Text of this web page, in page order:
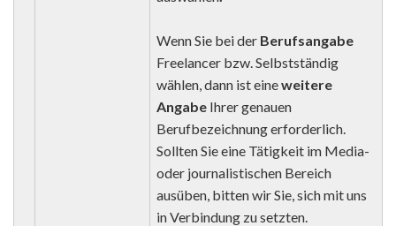
Wenn Sie bei der Berufsangabe
Freelancer bzw. Selbstständig
wählen, dann ist eineweitere
Angabe Ihrer genauen
Berufbezeichnung erforderlich.
Sollten Sie eine Tätigkeit im Media-
oder journalistischen Bereich
ausüben, bitten wir Sie, sich mit uns
in Verbindung zu setzten.